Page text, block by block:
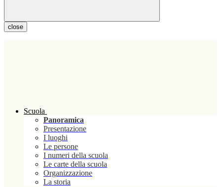
close
Scuola
Panoramica
Presentazione
I luoghi
Le persone
I numeri della scuola
Le carte della scuola
Organizzazione
La storia